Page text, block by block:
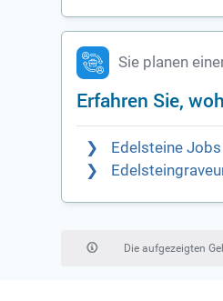
Sie planen
Erfahren Sie,
Edelsteine Jobs
Die aufgezeigten